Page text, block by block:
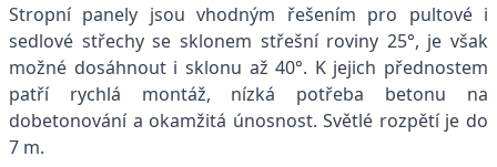
Stropní panely jsou vhodným řešením pro pultové i
sedlové střechy se sklonem střešní roviny 25°, je však
možné dosáhnout i sklonu až 40°. K jejich přednostem
patří rychlá montáž, nízká potřeba betonu na
dobetonování a okamžitá únosnost. Světlé rozpětí je do
7 m.